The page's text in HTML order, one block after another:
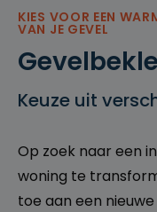
KIES VOOR EEN
VAN JE GEVEL
Keuze uit
Op zoek naar een
woning te
toe aan een